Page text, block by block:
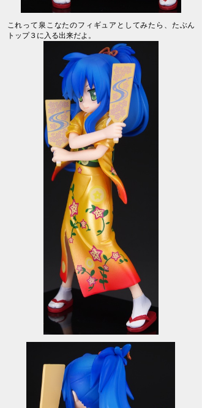
これって泉こなたのフィギュアとしてみたら、たぶん
トップ３に入る出来だよ。